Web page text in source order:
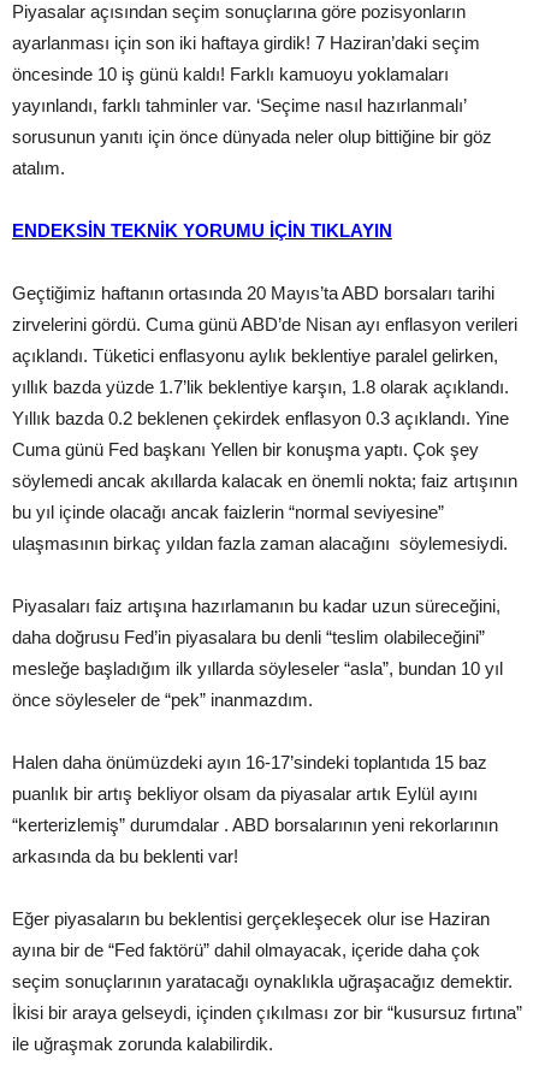
Piyasalar açısından seçim sonuçlarına göre pozisyonların
ayarlanması için son iki haftaya girdik! 7 Haziran’daki seçim
öncesinde 10 iş günü kaldı! Farklı kamuoyu yoklamaları
yayınlandı, farklı tahminler var. ‘Seçime nasıl hazırlanmalı’
sorusunun yanıtı için önce dünyada neler olup bittiğine bir göz
atalım.
ENDEKSİN TEKNİK YORUMU İÇİN TIKLAYIN
Geçtiğimiz haftanın ortasında 20 Mayıs’ta ABD borsaları tarihi
zirvelerini gördü. Cuma günü ABD’de Nisan ayı enflasyon verileri
açıklandı. Tüketici enflasyonu aylık beklentiye paralel gelirken,
yıllık bazda yüzde 1.7’lik beklentiye karşın, 1.8 olarak açıklandı.
Yıllık bazda 0.2 beklenen çekirdek enflasyon 0.3 açıklandı. Yine
Cuma günü Fed başkanı Yellen bir konuşma yaptı. Çok şey
söylemedi ancak akıllarda kalacak en önemli nokta; faiz artışının
bu yıl içinde olacağı ancak faizlerin “normal seviyesine”
ulaşmasının birkaç yıldan fazla zaman alacağını söylemesiydi.
Piyasaları faiz artışına hazırlamanın bu kadar uzun süreceğini,
daha doğrusu Fed’in piyasalara bu denli “teslim olabileceğini”
mesleğe başladığım ilk yıllarda söyleseler “asla”, bundan 10 yıl
önce söyleseler de “pek” inanmazdım.
Halen daha önümüzdeki ayın 16-17’sindeki toplantıda 15 baz
puanlık bir artış bekliyor olsam da piyasalar artık Eylül ayını
“kerterizlemiş” durumdalar . ABD borsalarının yeni rekorlarının
arkasında da bu beklenti var!
Eğer piyasaların bu beklentisi gerçekleşecek olur ise Haziran
ayına bir de “Fed faktörü” dahil olmayacak, içeride daha çok
seçim sonuçlarının yaratacağı oynaklıkla uğraşacağız demektir.
İkisi bir araya gelseydi, içinden çıkılması zor bir “kusursuz fırtına”
ile uğraşmak zorunda kalabilirdik.